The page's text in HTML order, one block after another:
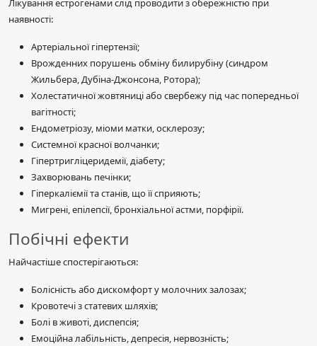
Лікування естрогенами слід проводити з обережністю при
наявності:
Артеріальної гіпертензії;
Врожденних порушень обміну билирубіну (синдром
Жильбера, Дубіна-Джонсона, Ротора);
Холестатичної жовтяниці або свербежу під час попередньої
вагітності;
Ендометріозу, міоми матки, осклерозу;
Системної красної волчанки;
Гіпертригліцеридемії, діабету;
Захворювань печінки;
Гіперкаліємії та станів, що її сприяють;
Мигрені, епілепсії, бронхіальної астми, порфірії.
Побічні ефекти
Найчастіше спостерігаються:
Болісність або дискомфорт у молочних залозах;
Кровотечі з статевих шляхів;
Болі в животі, диспепсія;
Емоційна лабільність, депресія, нервозність;